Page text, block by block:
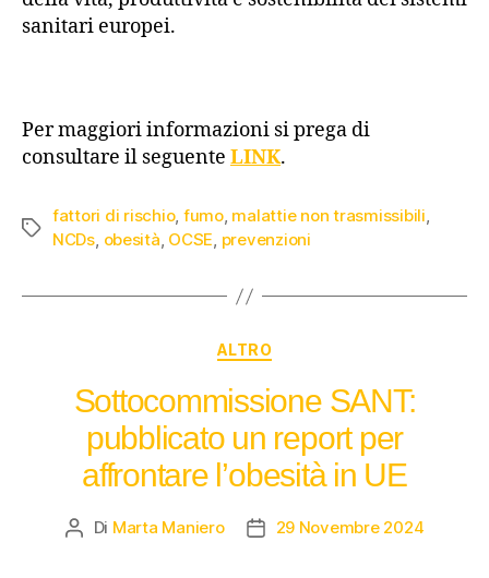
sanitari europei.
Per maggiori informazioni si prega di
consultare il seguente LINK.
fattori di rischio, fumo, malattie non trasmissibili,
NCDs, obesità, OCSE, prevenzioni
ALTRO
Sottocommissione SANT:
pubblicato un report per
affrontare l’obesità in UE
Di Marta Maniero 29 Novembre 2024